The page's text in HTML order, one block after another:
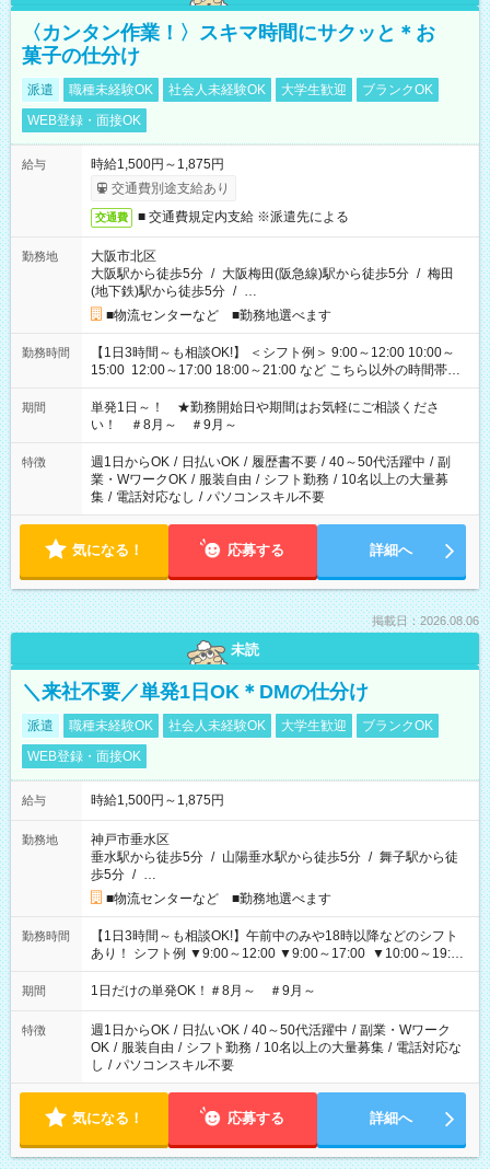
〈カンタン作業！〉スキマ時間にサクッと＊お
菓子の仕分け
派遣 職種未経験OK 社会人未経験OK 大学生歓迎
ブランクOK
WEB登録・面接OK
給与
時給1,500円～1,875円
交通費別途支給あり
交通費 ■ 交通費規定内支給 ※派遣先による
勤務地
大阪市北区
大阪駅から徒歩5分 / 大阪梅田(阪急線)駅から徒歩5分 / 梅田
(地下鉄)駅から徒歩5分 / …
■物流センターなど ■勤務地選べます
勤務時間
【1日3時間～も相談OK!】 ＜シフト例＞ 9:00～12:00 10:00～
15:00 12:00～17:00 18:00～21:00 など こちら以外の時間帯も
お気軽にご相談ください！
期間
単発1日～！ ★勤務開始日や期間はお気軽にご相談くださ
い！ ＃8月～ ＃9月～
特徴 週1日からOK / 日払いOK / 履歴書不要 / 40～50代活躍中 / 副
業・WワークOK / 服装自由 / シフト勤務 / 10名以上の大量募
集 / 電話対応なし / パソコンスキル不要
気になる！ 応募する 詳細へ
掲載日：2026.08.06
未読
＼来社不要／単発1日OK＊DMの仕分け
派遣 職種未経験OK 社会人未経験OK 大学生歓迎
ブランクOK
WEB登録・面接OK
給与 時給1,500円～1,875円
勤務地
神戸市垂水区
垂水駅から徒歩5分 / 山陽垂水駅から徒歩5分 / 舞子駅から徒
歩5分 / …
■物流センターなど ■勤務地選べます
勤務時間
【1日3時間～も相談OK!】午前中のみや18時以降などのシフト
あり！ シフト例 ▼9:00～12:00 ▼9:00～17:00 ▼10:00～19:00
▼18:00～21:00
期間 1日だけの単発OK！＃8月～ ＃9月～
特徴 週1日からOK / 日払いOK / 40～50代活躍中 / 副業・Wワーク
OK / 服装自由 / シフト勤務 / 10名以上の大量募集 / 電話対応な
し / パソコンスキル不要
気になる！ 応募する 詳細へ